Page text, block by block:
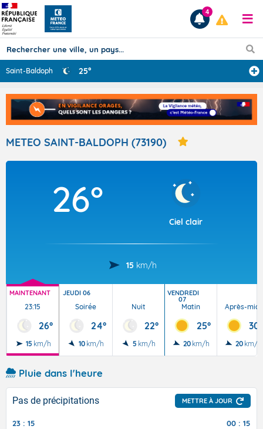
Prévisions
TOUS LES RÉSULTATS
Articles
4
Saint-Baldoph 25°
METEO SAINT-BALDOPH (73190)
26°
Ciel clair
15 km/h
MAINTENANT
23:15
26°
15 km/h
JEUDI 06
Soirée
24°
10 km/h
Nuit
22°
5 km/h
VENDREDI
07
Matin
25°
20 km/h
Après-midi
30°
20 km/h
Pluie dans l'heure
Pas de précipitations METTRE À JOUR
23 : 15 00 : 15